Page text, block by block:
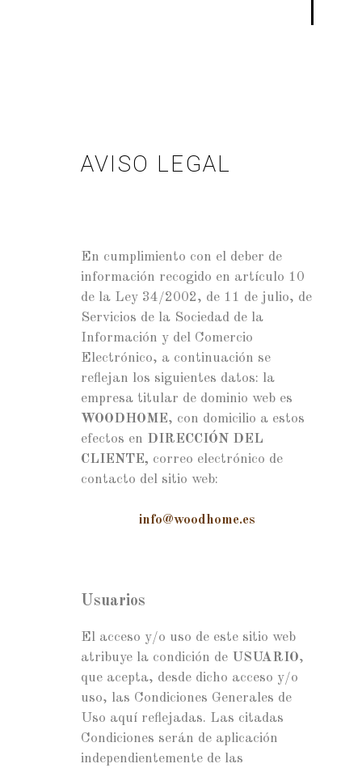
AVISO LEGAL
En cumplimiento con el deber de
información recogido en artículo 10
de la Ley 34/2002, de 11 de julio, de
Servicios de la Sociedad de la
Información y del Comercio
Electrónico, a continuación se
reflejan los siguientes datos: la
empresa titular de dominio web es
WOODHOME, con domicilio a estos
efectos en DIRECCIÓN DEL
CLIENTE, correo electrónico de
contacto del sitio web:
info@woodhome.es
Usuarios
El acceso y/o uso de este sitio web
atribuye la condición de USUARIO,
que acepta, desde dicho acceso y/o
uso, las Condiciones Generales de
Uso aquí reflejadas. Las citadas
Condiciones serán de aplicación
independientemente de las